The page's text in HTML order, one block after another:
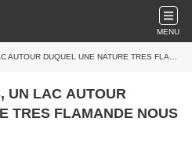
MENU
UNE NATURE TRES FLAMANDE NOUS EMBRASSE
UN LAC AUTOUR
TRES FLAMANDE NOUS